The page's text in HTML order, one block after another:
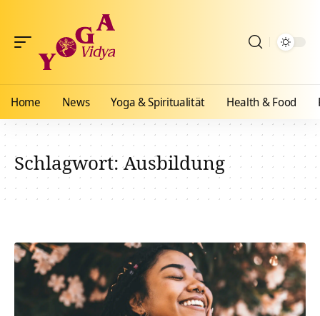
Home News Yoga & Spiritualität Health & Food
Schlagwort:Ausbildung